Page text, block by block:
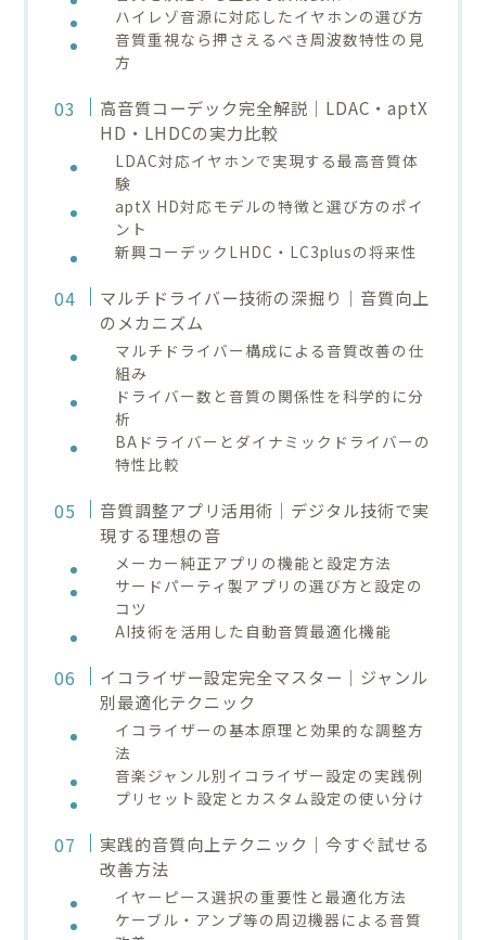
ハイレゾ音源に対応したイヤホンの選び方
音質重視なら押さえるべき周波数特性の見
方
高音質コーデック完全解説｜LDAC・aptX
HD・LHDCの実力比較
LDAC対応イヤホンで実現する最高音質体
験
aptX HD対応モデルの特徴と選び方のポイ
ント
新興コーデックLHDC・LC3plusの将来性
マルチドライバー技術の深掘り｜音質向上
のメカニズム
マルチドライバー構成による音質改善の仕
組み
ドライバー数と音質の関係性を科学的に分
析
BAドライバーとダイナミックドライバーの
特性比較
音質調整アプリ活用術｜デジタル技術で実
現する理想の音
メーカー純正アプリの機能と設定方法
サードパーティ製アプリの選び方と設定の
コツ
AI技術を活用した自動音質最適化機能
イコライザー設定完全マスター｜ジャンル
別最適化テクニック
イコライザーの基本原理と効果的な調整方
法
音楽ジャンル別イコライザー設定の実践例
プリセット設定とカスタム設定の使い分け
実践的音質向上テクニック｜今すぐ試せる
改善方法
イヤーピース選択の重要性と最適化方法
ケーブル・アンプ等の周辺機器による音質